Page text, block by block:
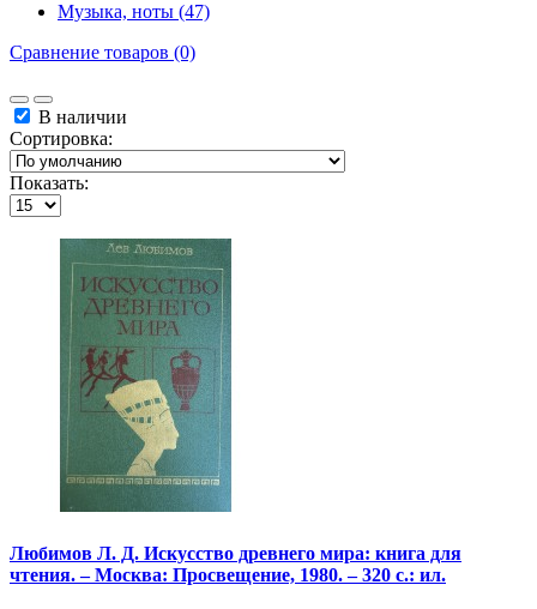
Музыка, ноты (47)
Сравнение товаров (0)
В наличии
Сортировка:
Показать:
Любимов Л. Д. Искусство древнего мира: книга для
чтения. – Москва: Просвещение, 1980. – 320 с.: ил.